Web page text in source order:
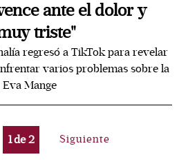
ante el dolor y
triste"
regresó a TikTok para revelar
varios problemas sobre la
Mange
1de2 Siguiente